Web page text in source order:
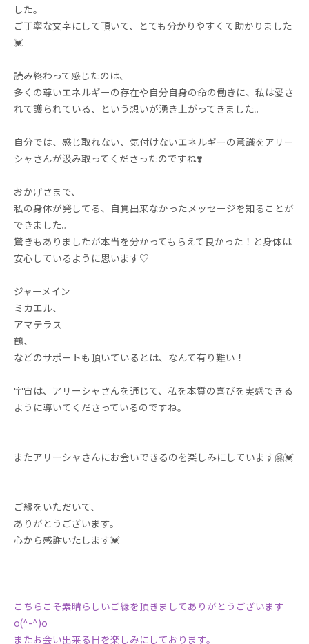
した。
ご丁寧な文字にして頂いて、とても分かりやすくて助かりました
💓
読み終わって感じたのは、
多くの尊いエネルギーの存在や自分自身の命の働きに、私は愛さ
れて護られている、という想いが湧き上がってきました。
自分では、感じ取れない、気付けないエネルギーの意識をアリー
シャさんが汲み取ってくださったのですね❣️
おかげさまで、
私の身体が発してる、自覚出来なかったメッセージを知ることが
できました。
驚きもありましたが本当を分かってもらえて良かった！と身体は
安心しているように思います♡
ジャーメイン
ミカエル、
アマテラス
鶴、
などのサポートも頂いているとは、なんて有り難い！
宇宙は、アリーシャさんを通じて、私を本質の喜びを実感できる
ように導いてくださっているのですね。
またアリーシャさんにお会いできるのを楽しみにしています🤗💓
ご縁をいただいて、
ありがとうございます。
心から感謝いたします💓
こちらこそ素晴らしいご縁を頂きましてありがとうございます
o(^-^)o
またお会い出来る日を楽しみにしております。